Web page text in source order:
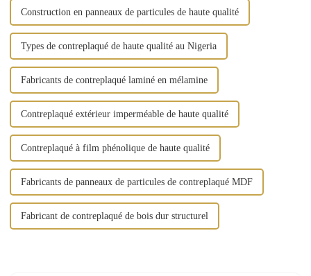
Construction en panneaux de particules de haute qualité
Types de contreplaqué de haute qualité au Nigeria
Fabricants de contreplaqué laminé en mélamine
Contreplaqué extérieur imperméable de haute qualité
Contreplaqué à film phénolique de haute qualité
Fabricants de panneaux de particules de contreplaqué MDF
Fabricant de contreplaqué de bois dur structurel